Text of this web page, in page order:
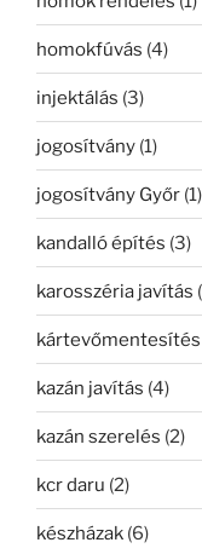
homokfúvás (4)
injektálás (3)
jogosítvány (1)
jogosítvány Győr (1)
kandalló építés (3)
karosszéria javítás
kártevőmentesítés
kazán javítás (4)
kazán szerelés (2)
kcr daru (2)
készházak (6)